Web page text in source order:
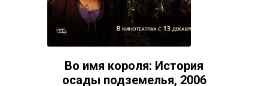
Во имя короля: История
осады подземелья, 2006